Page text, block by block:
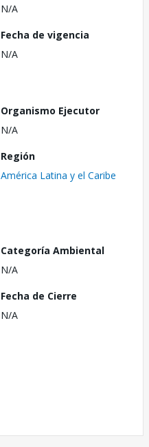
N/A
Fecha de vigencia
N/A
Organismo Ejecutor
N/A
Región
América Latina y el Caribe
Categoría Ambiental
N/A
Fecha de Cierre
N/A